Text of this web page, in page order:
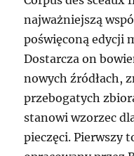
najważniejszą
poświęconą edycji
Dostarcza on
nowych źródłach,
przebogatych
stanowi wzorzec
pieczęci. Pierwszy